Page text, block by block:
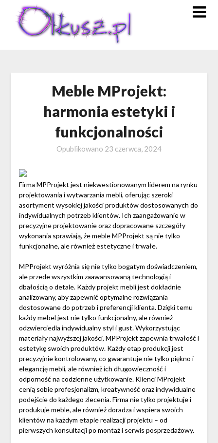
content
Meble MProjekt:
harmonia estetyki i
funkcjonalności
Opublikowano 23 czerwca, 2024
Firma MPProjekt jest niekwestionowanym liderem na rynku
projektowania i wytwarzania mebli, oferując szeroki
asortyment wysokiej jakości produktów dostosowanych do
indywidualnych potrzeb klientów. Ich zaangażowanie w
precyzyjne projektowanie oraz dopracowane szczegóły
wykonania sprawiają, że meble MPProjekt są nie tylko
funkcjonalne, ale również estetyczne i trwałe.
MPProjekt wyróżnia się nie tylko bogatym doświadczeniem,
ale przede wszystkim zaawansowaną technologią i
dbałością o detale. Każdy projekt mebli jest dokładnie
analizowany, aby zapewnić optymalne rozwiązania
dostosowane do potrzeb i preferencji klienta. Dzięki temu
każdy mebel jest nie tylko funkcjonalny, ale również
odzwierciedla indywidualny styl i gust. Wykorzystując
materiały najwyższej jakości, MPProjekt zapewnia trwałość i
estetykę swoich produktów. Każdy etap produkcji jest
precyzyjnie kontrolowany, co gwarantuje nie tylko piękno i
elegancję mebli, ale również ich długowieczność i
odporność na codzienne użytkowanie. Klienci MProjekt
cenią sobie profesjonalizm, kreatywność oraz indywidualne
podejście do każdego zlecenia. Firma nie tylko projektuje i
produkuje meble, ale również doradza i wspiera swoich
klientów na każdym etapie realizacji projektu – od
pierwszych konsultacji po montaż i serwis posprzedażowy.